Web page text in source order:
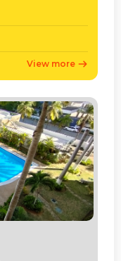
View more